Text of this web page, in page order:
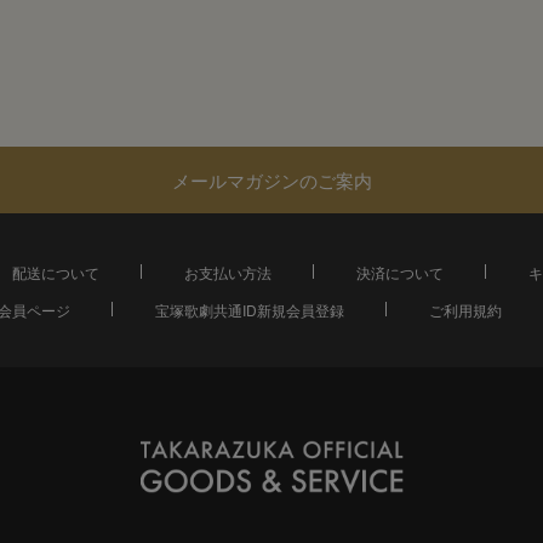
メールマガジンのご案内
配送について お支払い方法 決済について
員ページ 宝塚歌劇共通ID新規会員登録 ご利用規約